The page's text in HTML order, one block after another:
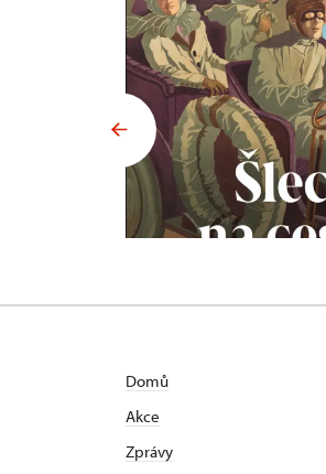
Domů
Akce
Zprávy